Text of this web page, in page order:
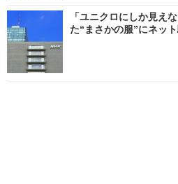
「ユニクロにしか見え
た“まさかの服”にネッ